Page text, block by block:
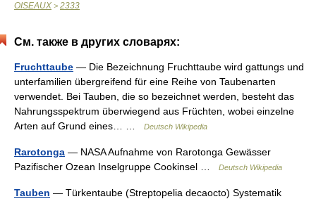
OISEAUX > 2333
См. также в других словарях:
Fruchttaube — Die Bezeichnung Fruchttaube wird gattungs und
unterfamilien übergreifend für eine Reihe von Taubenarten
verwendet. Bei Tauben, die so bezeichnet werden, besteht das
Nahrungsspektrum überwiegend aus Früchten, wobei einzelne
Arten auf Grund eines… …
Deutsch Wikipedia
Rarotonga — NASA Aufnahme von Rarotonga Gewässer
Pazifischer Ozean Inselgruppe Cookinsel …
Deutsch Wikipedia
Tauben — Türkentaube (Streptopelia decaocto) Systematik